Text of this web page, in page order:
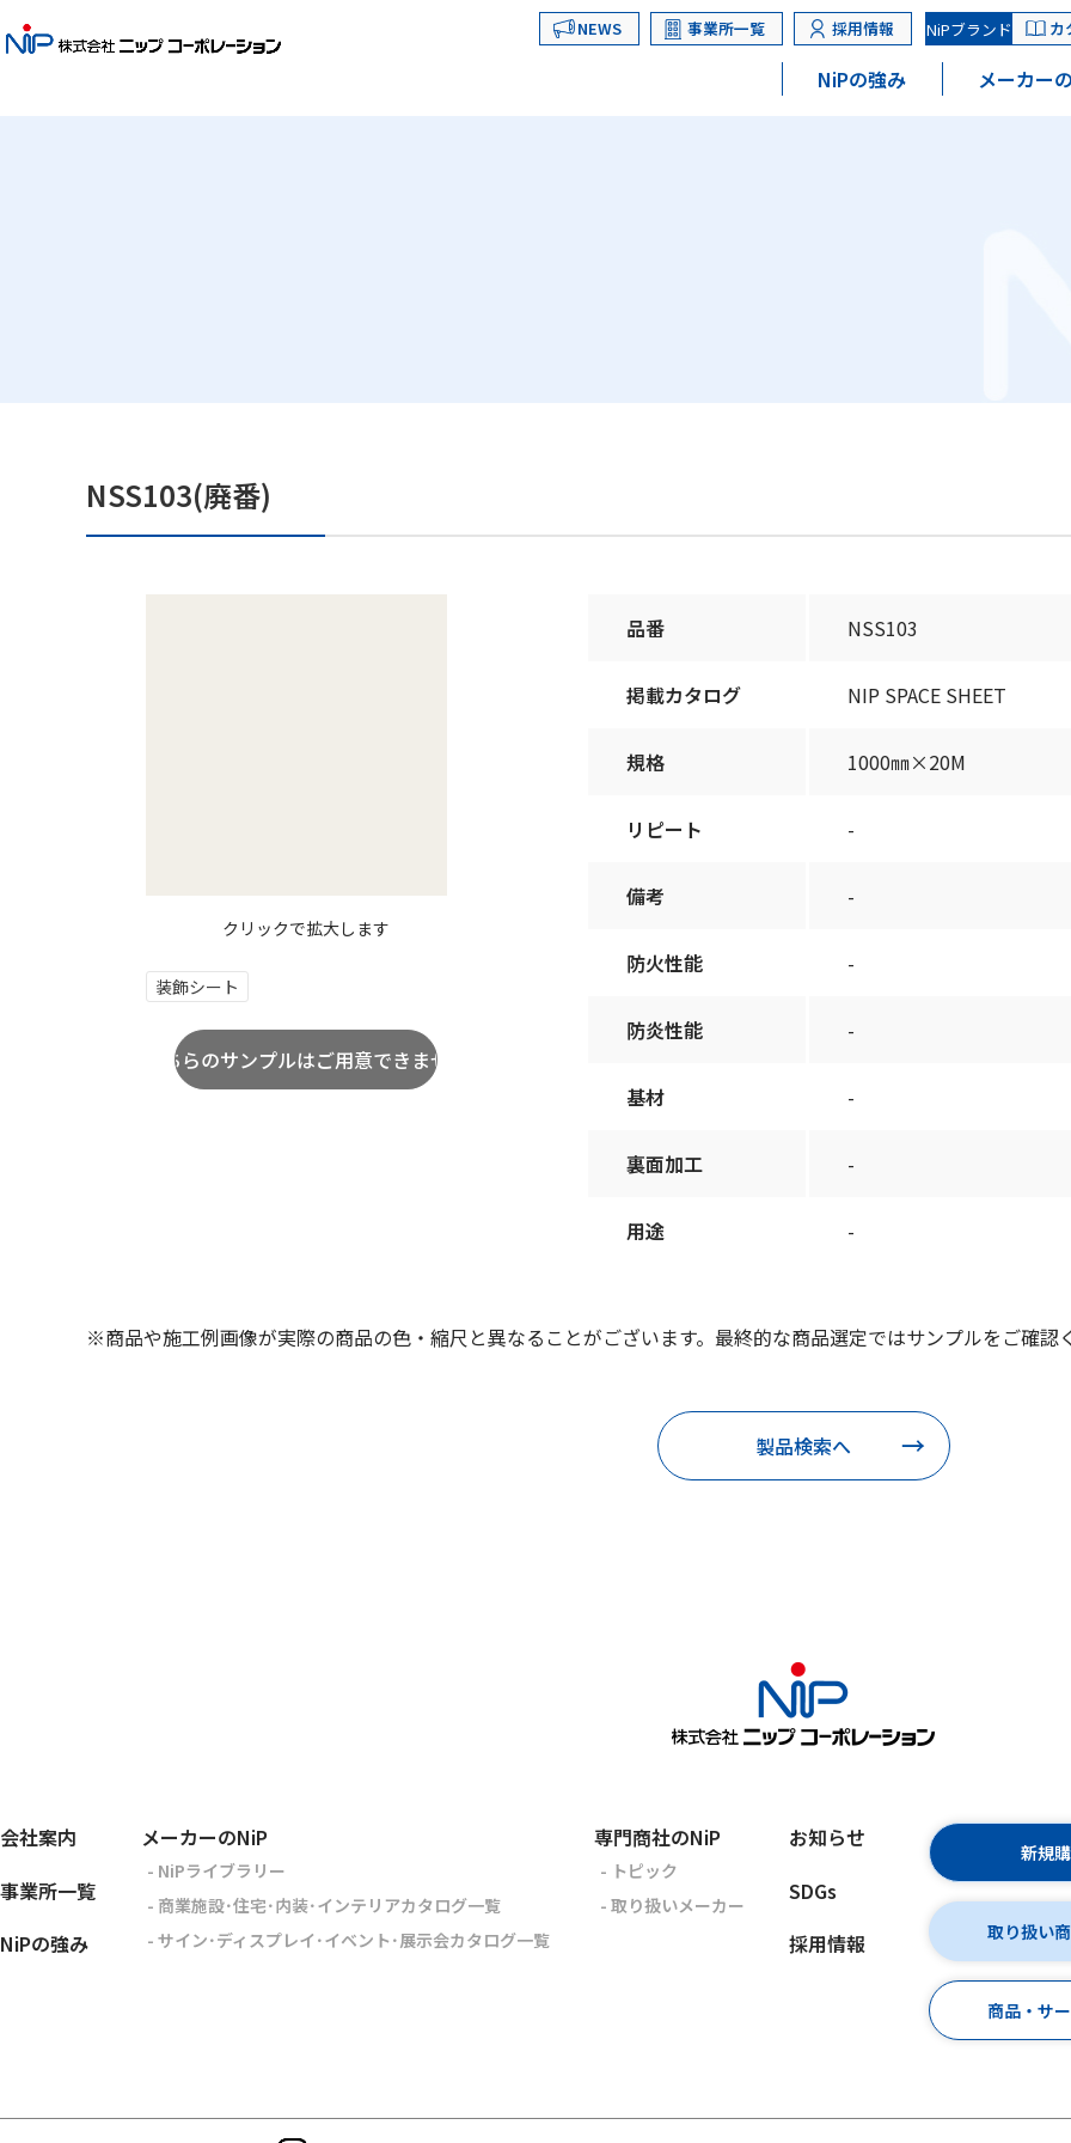
NEWS 事業所一覧 採用情報 NiPブランド カ
NiPの強み メーカー
NSS103(廃番)
クリックで拡大します
装飾シート
品番 NSS103
掲載カタログ NIP SPACE SHEET
規格 1000㎜×20M
リピート -
備考 -
防火性能 -
防炎性能 -
基材 -
裏面加工 -
用途 -
※商品や施工例画像が実際の商品の色・縮尺と異なることがございます。最終的な商品選定ではサンプルをご確認
製品検索へ
会社案内
事業所一覧
NiPの強み
メーカーのNiP
- NiPライブラリー
- 商業施設･住宅･内装･インテリアカタログ一覧
- サイン･ディスプレイ･イベント･展示会カタログ一覧
専門商社のNiP
- トピック
- 取り扱いメーカー
お知らせ
SDGs
採用情報
新規
取り扱い
商品・サ